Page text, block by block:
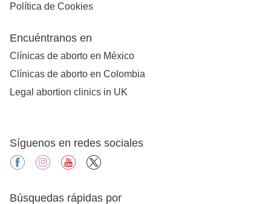
Política de Cookies
Encuéntranos en
Clínicas de aborto en México
Clínicas de aborto en Colombia
Legal abortion clinics in UK
Síguenos en redes sociales
facebookinstagramyoutube
Búsquedas rápidas por